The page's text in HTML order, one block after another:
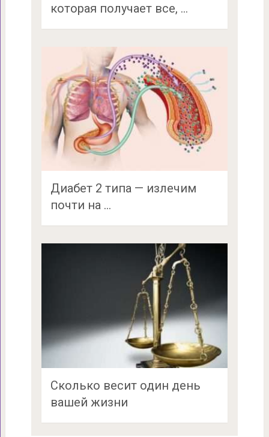
которая получает все, …
Диабет 2 типа — излечим
почти на …
Сколько весит один день
вашей жизни